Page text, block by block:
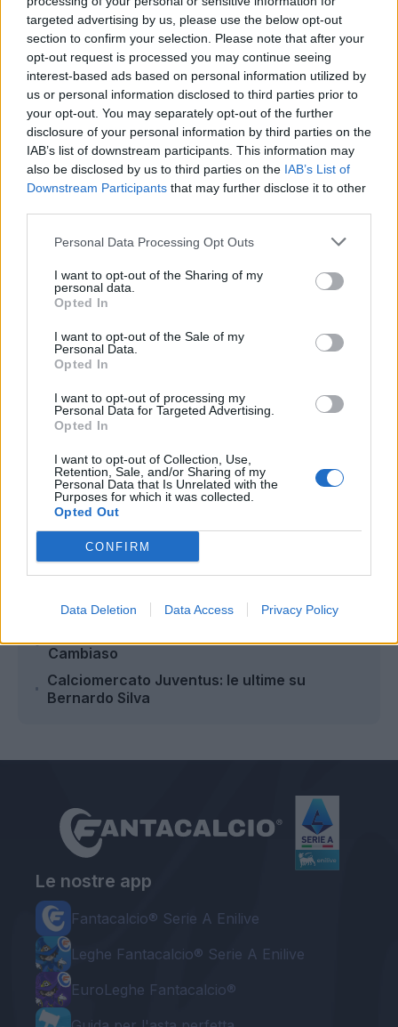
targeted advertising by us, please use the below opt-out
section to confirm your selection. Please note that after your
opt-out request is processed you may continue seeing
interest-based ads based on personal information utilized by
us or personal information disclosed to third parties prior to
your opt-out. You may separately opt-out of the further
disclosure of your personal information by third parties on the
IAB’s list of downstream participants. This information may
also be disclosed by us to third parties on the IAB’s List of
Downstream Participants that may further disclose it to other
Personal Data Processing Opt Outs
I want to opt-out of the Sharing of my
personal data.
Opted In
I want to opt-out of the Sale of my
Personal Data.
Opted In
I want to opt-out of processing my
Personal Data for Targeted Advertising.
Opted In
I want to opt-out of Collection, Use,
Retention, Sale, and/or Sharing of my
Personal Data that Is Unrelated with the
Purposes for which it was collected.
Opted Out
CONFIRM
Data Deletion Data Access Privacy Policy
risultati hanno decisamente cambiato la
situazione e così il tecnico di Certaldo potrebbe
decidere di chiudere prima del previsto la sua
esperienza sulla panchina dellaVecchia
Signora.
Redazione Fantacalcio.it
Leggi anche...
bilico
Cambiaso
Calciomercato Juventus: le ultime su
Bernardo Silva
Le nostre app
Fantacalcio® Serie A Enilive
Leghe Fantacalcio® Serie A Enilive
EuroLeghe Fantacalcio®